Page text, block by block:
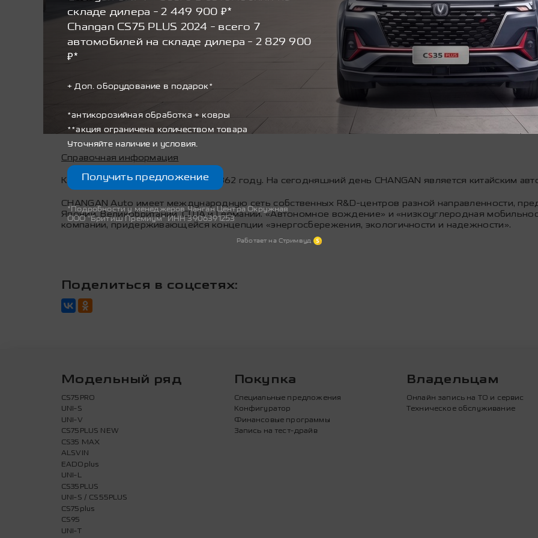
CHANGAN Motors Rus
Михаил Татарицкий, PR-менеджер
m.tataritskii@changanauto.ru
TWIGA PR
Камила Бакирова, PR-менеджер внешней пресс-службы
bakirova.k@twigacg.com
Справочная информация
Компания CHANGAN основана в 1862 году. На сегодняшний день CHANGAN является китайским
CHANGAN Auto имеет международную сеть собственных R&D-центров разной направленности,
Японии, Великобритании, США и Германии. «Автономное вождение» и «низкоуглеродная
компании, придерживающейся концепции «энергосбережения, экологичности и надежности».
Поделиться в соцсетях:
Модельный ряд
CS75PRO
UNI-S
UNI-V
CS75PLUS NEW
CS35 MAX
ALSVIN
EADOplus
UNI-L
CS35PLUS
UNI-S / CS55PLUS
CS75plus
CS95
UNI-T
Покупка
Специальные предложения
Конфигуратор
Финансовые программы
Запись на тест-драйв
Владельцам
Онлайн запись на ТО и сервис
Техническое обслуживание
складе дилера - 2 449 900 ₽*
Changan CS75 PLUS 2024 - всего 7
автомобилей на складе дилера - 2 829 900
₽*
+ Доп. оборудование в подарок*
*антикорозийная обработка + ковры
**акция ограничена количеством товара
Уточняйте наличие и условия.
Получить предложение
*Подробности у менеджеров Чанган Центра Окружная
ООО "Бритиш Премиум" ИНН 3906391253
Работает на Стримвуд